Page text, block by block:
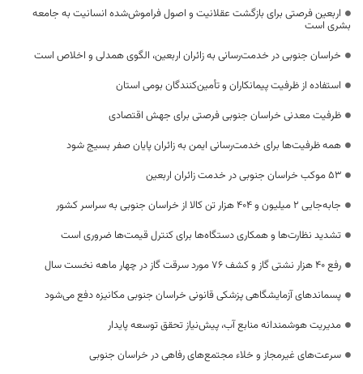
اربعین فرصتی برای بازگشت عقلانیت و اصول فراموش‌شده انسانیت به جامعه
بشری است
خراسان جنوبی در خدمت‌رسانی به زائران اربعین، الگوی همدلی و اخلاص است
استفاده از ظرفیت پیمانکاران و تأمین‌کنندگان بومی استان
ظرفیت معدنی خراسان جنوبی فرصتی برای جهش اقتصادی
همه ظرفیت‌ها برای خدمت‌رسانی ایمن به زائران پایان صفر بسیج شود
53 موکب خراسان جنوبی در خدمت زائران اربعین
جابه‌جایی 2 میلیون و 404 هزار تن کالا از خراسان جنوبی به سراسر کشور
تشدید نظارت‌ها و همکاری دستگاه‌ها برای کنترل قیمت‌ها ضروری است
رفع 40 هزار نشتی گاز و کشف 76 مورد سرقت گاز در چهار ماهه نخست سال
پسماندهای آزمایشگاهی پزشکی قانونی خراسان جنوبی مکانیزه دفع می‌شود
مدیریت هوشمندانه منابع آب، پیش‌نیاز تحقق توسعه پایدار
سرعت‌های غیرمجاز و خلاء مجتمع‌های رفاهی در خراسان جنوبی